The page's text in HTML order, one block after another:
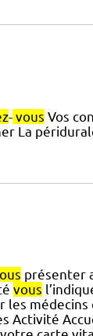
- vous Vos
La
présenter
vous
Activité